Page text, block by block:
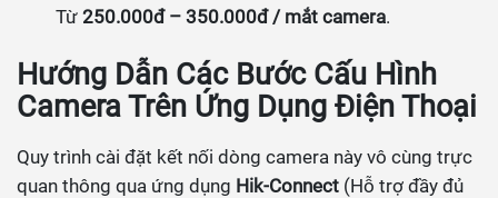
Từ 250.000đ – 350.000đ / mắt camera.
Hướng Dẫn Các Bước Cấu Hình
Camera Trên Ứng Dụng Điện Thoại
Quy trình cài đặt kết nối dòng camera này vô cùng trực
quan thông qua ứng dụng Hik-Connect (Hỗ trợ đầy đủ